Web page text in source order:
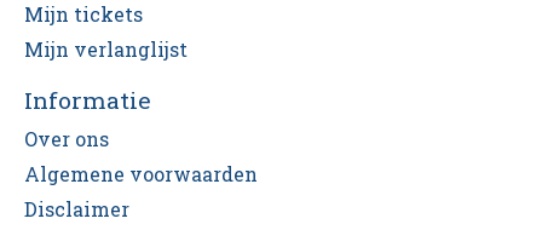
Mijn tickets
Mijn verlanglijst
Informatie
Over ons
Algemene voorwaarden
Disclaimer